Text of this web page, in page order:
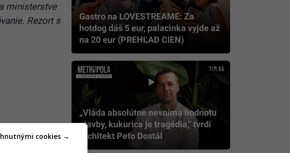
ministerstve
Rezort s
Gastro na LOVESTREAME: Za
hotdog dáš 5 eur, palacinka vyjde až
na 20 eur (PREHĽAD CIEN)
„Vláda absolútne nevníma hodnotu
stavby, kukurica je tragédia,” tvrdí
architekt Peťo Dostál
cookies →